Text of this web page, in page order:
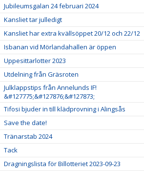
Jubileumsgalan 24 februari 2024
Kansliet tar julledigt
Kansliet har extra kvällsöppet 20/12 och 22/12
Isbanan vid Mörlandahallen är öppen
Uppesittarlotter 2023
Utdelning från Gräsroten
Julklappstips från Annelunds IF!
&#127775;&#127876;&#127873;
Tifosi bjuder in till klädprovning i Alingsås
Save the date!
Tränarstab 2024
Tack
Dragningslista för Billotteriet 2023-09-23